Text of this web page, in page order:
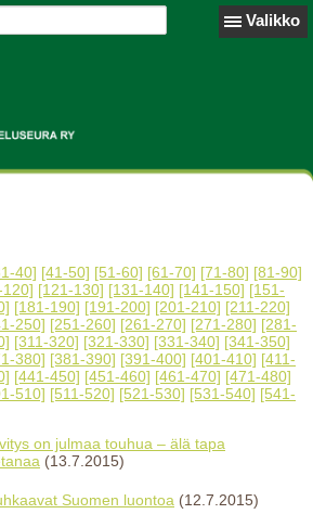
Valikko
40] [41-50] [51-60] [61-70] [71-80] [81-90]
120] [121-130] [131-140] [141-150] [151-
[181-190] [191-200] [201-210] [211-220]
250] [251-260] [261-270] [271-280] [281-
[311-320] [321-330] [331-340] [341-350]
380] [381-390] [391-400] [401-410] [411-
[441-450] [451-460] [461-470] [471-480]
510] [511-520] [521-530] [531-540] [541-
on julmaa touhua – älä tapa
(13.7.2015)
Suomen luontoa (12.7.2015)